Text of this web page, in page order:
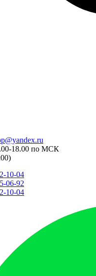
18.00 по МСК
10-04
06-92
10-04